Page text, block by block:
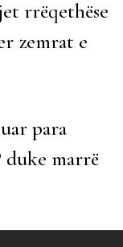
rrëqethëse
zemrat e
para
marrë